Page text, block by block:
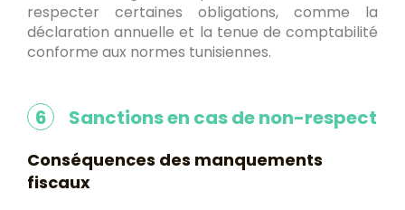
respecter certaines obligations, comme la
déclaration annuelle et la tenue de comptabilité
conforme aux normes tunisiennes.
6 Sanctions en cas de non-respect
Conséquences des manquements
fiscaux